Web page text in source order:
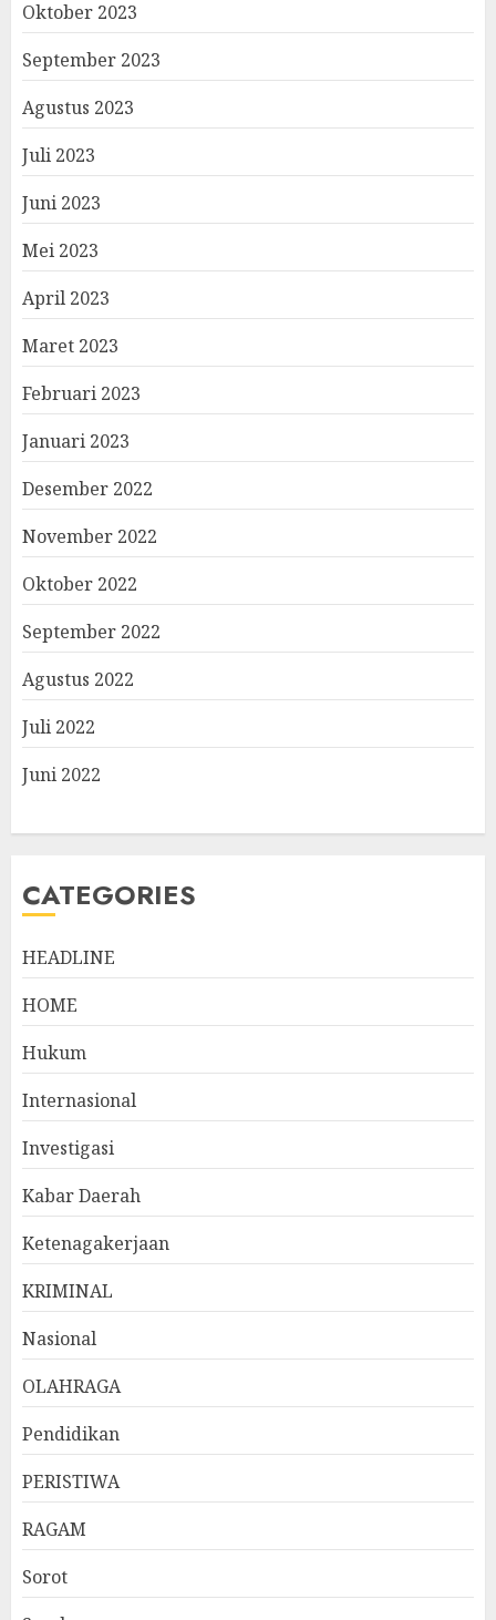
Oktober 2023
September 2023
Agustus 2023
Juli 2023
Juni 2023
Mei 2023
April 2023
Maret 2023
Februari 2023
Januari 2023
Desember 2022
November 2022
Oktober 2022
September 2022
Agustus 2022
Juli 2022
Juni 2022
CATEGORIES
HEADLINE
HOME
Hukum
Internasional
Investigasi
Kabar Daerah
Ketenagakerjaan
KRIMINAL
Nasional
OLAHRAGA
Pendidikan
PERISTIWA
RAGAM
Sorot